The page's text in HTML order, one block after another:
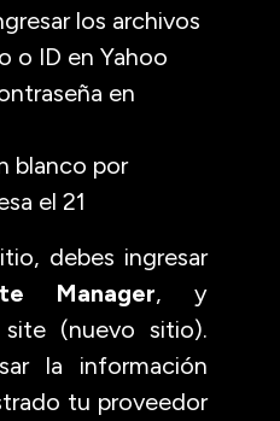
los archivos
o ID en Yahoo
en
blanco por
el 21
debes ingresar
Manager, y
(nuevo sitio).
la información
tu proveedor